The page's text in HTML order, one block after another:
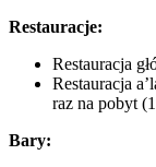
Restauracje:
Restauracja
Restauracja
raz na pobyt
Bary: